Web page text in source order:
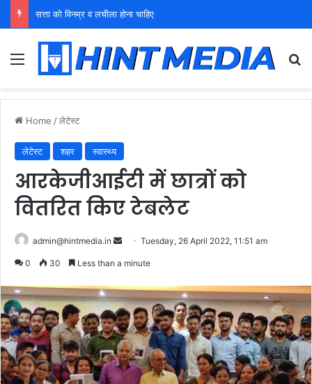
युवा शक्ति को पहचाने बूढ़ा नेतृत्व
Menu
Home /लेटेस्ट
लेटेस्ट शहर स्वास्थ्य
आरकेजीआईटी में छात्रों को
वितरित किए टेबलेट
admin@hintmedia.in
SendTuesday, 26 April 2022, 11:51 am
0 30 Less than a minute